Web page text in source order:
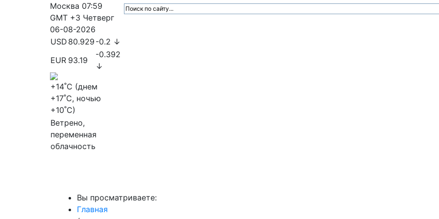
Москва 07:59
GMT +3 Четверг
06-08-2026
USD 80.929 -0.2 ↓
EUR 93.19
-0.392
↓
+14˚C (днем
+17˚C, ночью
+10˚C)
Ветрено,
переменная
облачность
Вы просматриваете:
Главная